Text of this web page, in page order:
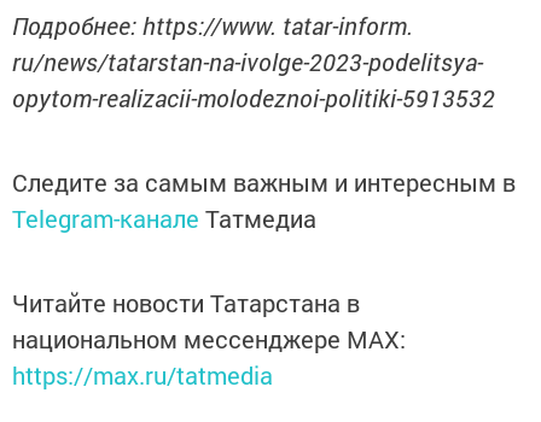
Подробнее: https://www. tatar-inform.
ru/news/tatarstan-na-ivolge-2023-podelitsya-
opytom-realizacii-molodeznoi-politiki-5913532
Следите за самым важным и интересным в
Telegram-канале Татмедиа
Читайте новости Татарстана в
национальном мессенджере MАХ:
https://max.ru/tatmedia